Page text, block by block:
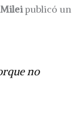
publicó un
no